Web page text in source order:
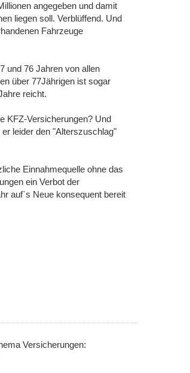
angegeben und damit
liegen soll. Verblüffend. Und
Fahrzeuge
und 76 Jahren von allen
über 77Jährigen ist sogar
reicht.
KFZ-Versicherungen? Und
leider den "Alterszuschlag"
Einnahmequelle ohne das
ein Verbot der
auf`s Neue konsequent bereit
Versicherungen: